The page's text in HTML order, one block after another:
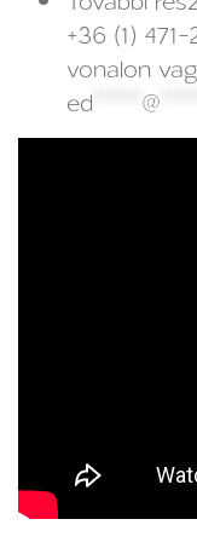
+36 (1)
vonalon
ed
@